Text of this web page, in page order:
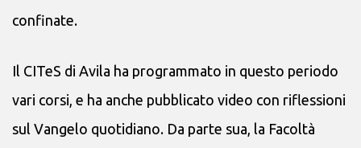
confinate.
Il CITeS di Avila ha programmato in questo periodo
vari corsi, e ha anche pubblicato video con riflessioni
sul Vangelo quotidiano. Da parte sua, la Facoltà